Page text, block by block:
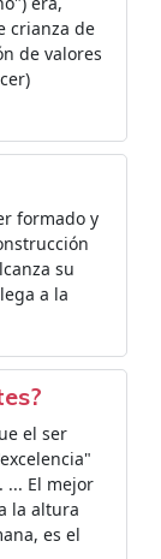
crianza de
de valores
formado y
su
a la
el ser
... El mejor
la altura
es el